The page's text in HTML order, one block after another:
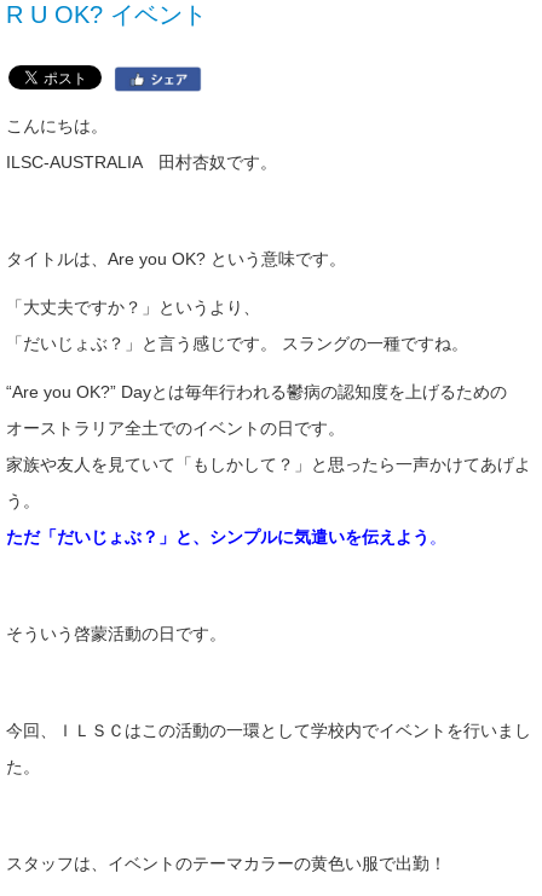
R U OK? イベント
こんにちは。
ILSC-AUSTRALIA 田村杏奴です。
タイトルは、Are you OK? という意味です。
「大丈夫ですか？」というより、
「だいじょぶ？」と言う感じです。 スラングの一種ですね。
“Are you OK?” Dayとは毎年行われる鬱病の認知度を上げるための
オーストラリア全土でのイベントの日です。
家族や友人を見ていて「もしかして？」と思ったら一声かけてあげよ
う。
ただ「だいじょぶ？」と、シンプルに気遣いを伝えよう 。
そういう啓蒙活動の日です。
今回、ＩＬＳＣはこの活動の一環として学校内でイベントを行いまし
た。
スタッフは、イベントのテーマカラーの黄色い服で出勤！